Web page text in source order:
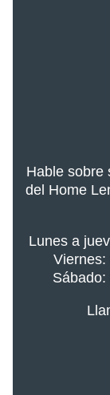
Hable sobre
del Home
Lunes a
Viernes: